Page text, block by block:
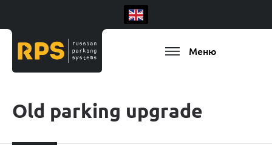
Меню
Old parking upgrade